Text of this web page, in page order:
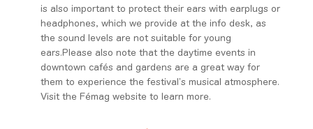
is also important to protect their ears with earplugs or
headphones, which we provide at the info desk, as
the sound levels are not suitable for young
ears.Please also note that the daytime events in
downtown cafés and gardens are a great way for
them to experience the festival’s musical atmosphere.
Visit the Fémag website to learn more.